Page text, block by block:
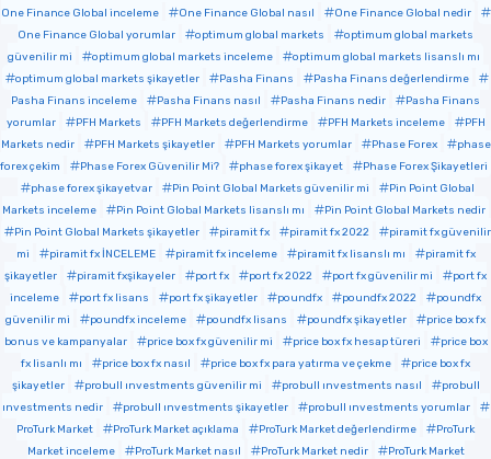
One Finance Global inceleme
One Finance Global nasıl
One Finance Global nedir
One Finance Global yorumlar
optimum global markets
optimum global markets
güvenilir mi
optimum global markets inceleme
optimum global markets lisanslı mı
optimum global markets şikayetler
Pasha Finans
Pasha Finans değerlendirme
Pasha Finans inceleme
Pasha Finans nasıl Pasha Finans nedir
Pasha Finans
yorumlar
PFH Markets PFH Markets değerlendirme PFH Markets inceleme
PFH
Markets nedir
PFH Markets şikayetler PFH Markets yorumlar Phase Forex
phase
forex çekim
Phase Forex Güvenilir Mi? phase forex şikayet
Phase Forex Şikayetleri
phase forex şikayetvar
Pin Point Global Markets güvenilir mi
Pin Point Global
Markets inceleme
Pin Point Global Markets lisanslı mı
Pin Point Global Markets nedir
Pin Point Global Markets şikayetler
piramit fx piramit fx 2022
piramit fx güvenilir
mi
piramit fx İNCELEME piramit fx inceleme piramit fx lisanslı mı
piramit fx
şikayetler
piramit fxşikayeler port fx port fx 2022 port fx güvenilir mi
port fx
inceleme
port fx lisans port fx şikayetler poundfx poundfx 2022
poundfx
güvenilir mi
poundfx inceleme poundfx lisans poundfx şikayetler
price box fx
bonus ve kampanyalar
price box fx güvenilir mi price box fx hesap türeri
price box
fx lisanlı mı
price box fx nasıl price box fx para yatırma ve çekme
price box fx
şikayetler
probull ınvestments güvenilir mi probull ınvestments nasıl
probull
ınvestments nedir
probull ınvestments şikayetler
probull ınvestments yorumlar
ProTurk Market
ProTurk Market açıklama ProTurk Market değerlendirme
ProTurk
Market inceleme
ProTurk Market nasıl ProTurk Market nedir
ProTurk Market